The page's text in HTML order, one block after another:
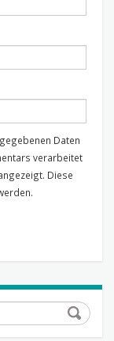
Daten
verarbeitet
Diese